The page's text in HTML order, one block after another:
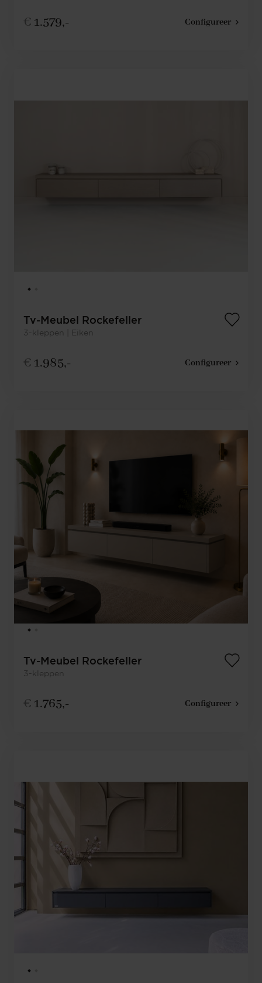
€ 1.579,- Configureer
Tv-Meubel Rockefeller
3-kleppen | Eiken
€ 1.985,- Configureer
Tv-Meubel Rockefeller
3-kleppen
€ 1.765,- Configureer